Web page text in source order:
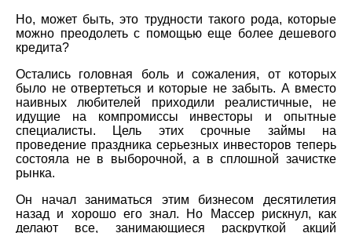
Но, может быть, это трудности такого рода, которые
можно преодолеть с помощью еще более дешевого
кредита?
Остались головная боль и сожаления, от которых
было не отвертеться и которые не забыть. А вместо
наивных любителей приходили реалистичные, не
идущие на компромиссы инвесторы и опытные
специалисты. Цель этих срочные займы на
проведение праздника серьезных инвесторов теперь
состояла не в выборочной, а в сплошной зачистке
рынка.
Он начал заниматься этим бизнесом десятилетия
назад и хорошо его знал. Но Массер рискнул, как
делают все, занимающиеся раскруткой акций